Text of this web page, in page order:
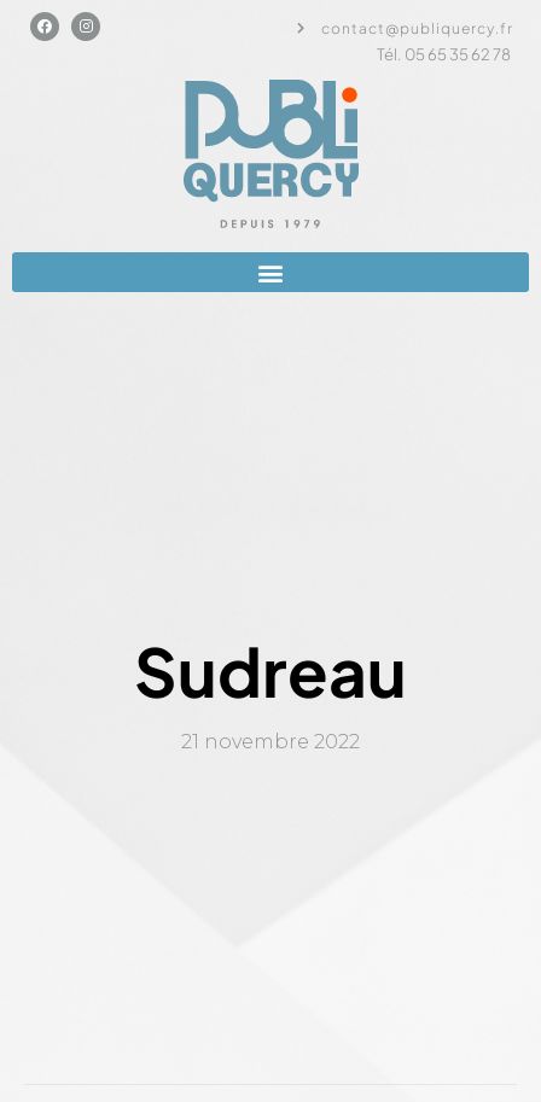
contact@publiquercy.fr
Tél. 05 65 35 62 78
Sudreau
21 novembre 2022